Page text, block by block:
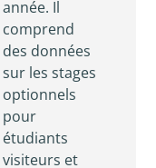
année. Il
comprend
des données
sur les stages
optionnels
pour
étudiants
visiteurs et